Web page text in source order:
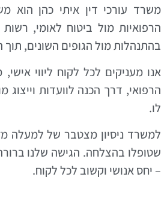
משרד עורכי דין איתי כהן הוא
הרפואיות מול ביטוח לאומי,
בהתנהלות מול הגופים השונים,
אנו מעניקים לכל לקוח ליווי
הרפואי, דרך הכנה לוועדות וייצוג
לו.
שטופלו בהצלחה. הגישה שלנו
– יחס אנושי וקשוב לכל לקוח.